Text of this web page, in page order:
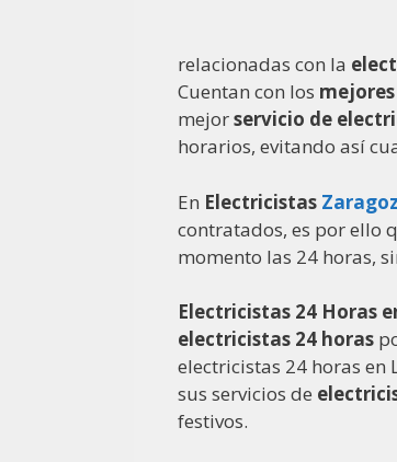
relacionadas con la
Cuentan con los
mejorservicio de
horarios, evitando así
En Electricistas
contratados, es por ello
momento las 24 horas,
Electricistas 24 Horas
electricistas 24 horas
electricistas 24 horas en
sus servicios de
festivos.